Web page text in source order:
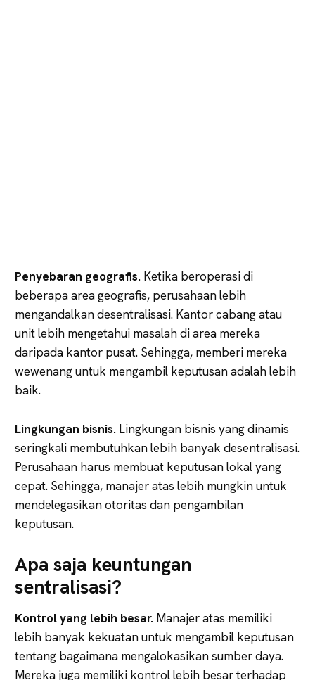
Penyebaran geografis. Ketika beroperasi di
beberapa area geografis, perusahaan lebih
mengandalkan desentralisasi. Kantor cabang atau
unit lebih mengetahui masalah di area mereka
daripada kantor pusat. Sehingga, memberi mereka
wewenang untuk mengambil keputusan adalah lebih
baik.
Lingkungan bisnis. Lingkungan bisnis yang dinamis
seringkali membutuhkan lebih banyak desentralisasi.
Perusahaan harus membuat keputusan lokal yang
cepat. Sehingga, manajer atas lebih mungkin untuk
mendelegasikan otoritas dan pengambilan
keputusan.
Apa saja keuntungan
sentralisasi?
Kontrol yang lebih besar. Manajer atas memiliki
lebih banyak kekuatan untuk mengambil keputusan
tentang bagaimana mengalokasikan sumber daya.
Mereka juga memiliki kontrol lebih besar terhadap